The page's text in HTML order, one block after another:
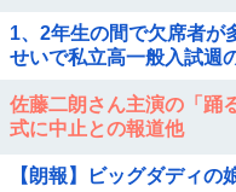
1、2年生の間で欠席者が
せいで私立高一般入試週
佐藤二朗さん主演の「踊
式に中止との報道他
【朗報】ビッグダディの